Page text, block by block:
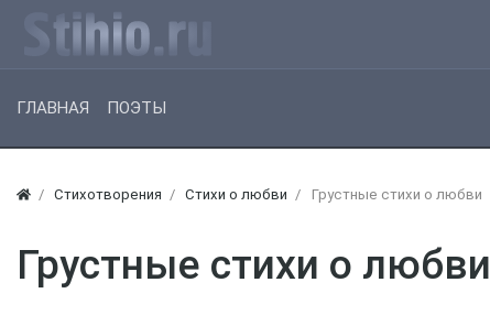
ГЛАВНАЯ ПОЭТЫ
Стихотворения Стихи о любви Грустные стихи о любви
Грустные стихи о любви